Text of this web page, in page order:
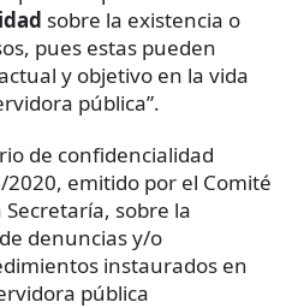
sobre la existencia o
pues estas pueden
y objetivo en la vida
pública”.
de confidencialidad
2020, emitido por el Comité
sobre la
denuncias y/o
instaurados en
pública